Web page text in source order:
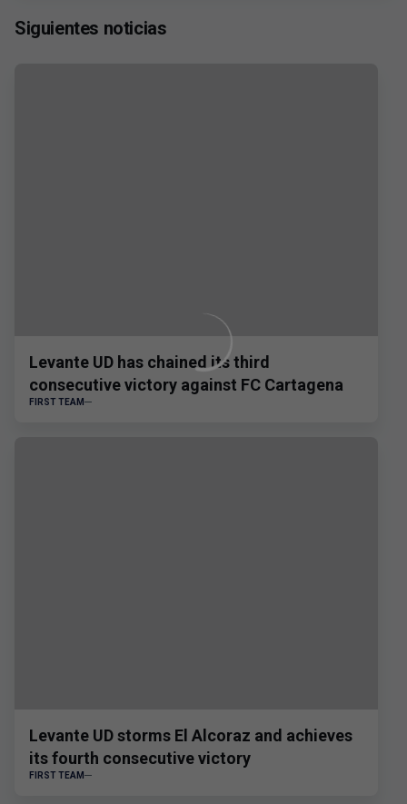
Siguientes noticias
Levante UD has chained its third
consecutive victory against FC Cartagena
FIRST TEAM
Levante UD storms El Alcoraz and achieves
its fourth consecutive victory
FIRST TEAM